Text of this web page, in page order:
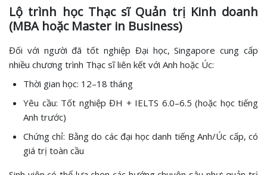
Lộ trình học Thạc sĩ Quản trị Kinh doanh
(MBA hoặc Master in Business)
Đối với người đã tốt nghiệp Đại học, Singapore cung cấp
nhiều chương trình Thạc sĩ liên kết với Anh hoặc Úc:
Thời gian học: 12–18 tháng
Yêu cầu: Tốt nghiệp ĐH + IELTS 6.0–6.5 (hoặc học tiếng
Anh trước)
Chứng chỉ: Bằng do các đại học danh tiếng Anh/Úc cấp, có
giá trị toàn cầu